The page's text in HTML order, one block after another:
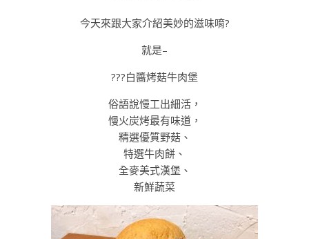
今天來跟大家介紹美妙的滋味唷?
就是–
???白醬烤菇牛肉堡
俗語說慢工出細活，
慢火炭烤最有味道，
精選優質野菇、
特選牛肉餅、
全麥美式漢堡、
新鮮蔬菜